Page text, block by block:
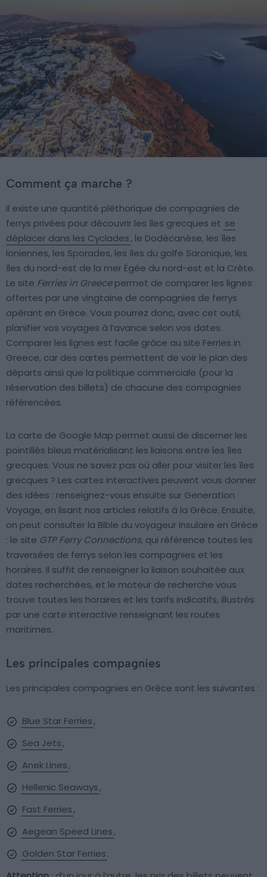
Comment ça marche ?
Il existe une quantité pléthorique de compagnies de
ferrys privées pour découvrir les îles grecques et se
déplacer dans les Cyclades, le Dodécanèse, les îles
Ioniennes, les Sporades, les îles du golfe Saronique, les
îles du nord-est de la mer Égée du nord-est et la Crète.
Le site Ferries in Greecepermet de comparer les lignes
offertes par une vingtaine de compagnies de ferrys
opérant en Grèce. Vous pourrez donc, avec cet outil,
planifier vos voyages à l’avance selon vos dates.
Comparer les lignes est facile grâce au site Ferries in
Greece, car des cartes permettent de voir le plan des
départs ainsi que la politique commerciale (pour la
réservation des billets) de chacune des compagnies
référencées.
La carte de Google Map permet aussi de discerner les
pointillés bleus matérialisant les liaisons entre les îles
grecques. Vous ne savez pas où aller pour visiter les îles
grecques ? Les cartes interactives peuvent vous donner
des idées : renseignez-vous ensuite sur Generation
Voyage, en lisant nos articles relatifs à la Grèce. Ensuite,
on peut consulter la Bible du voyageur insulaire en Grèce
: le site GTP Ferry Connections, qui référence toutes les
traversées de ferrys selon les compagnies et les
horaires. Il suffit de renseigner la liaison souhaitée aux
dates recherchées, et le moteur de recherche vous
trouve toutes les horaires et les tarifs indicatifs, illustrés
par une carte interactive renseignant les routes
maritimes.
Les principales compagnies
Les principales compagnies en Grèce sont les suivantes :
Blue Star Ferries,
Sea Jets,
Anek Lines,
Hellenic Seaways,
Fast Ferries,
Aegean Speed Lines,
Golden Star Ferries.